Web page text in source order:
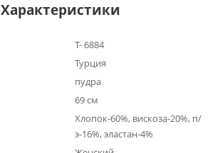
Характеристики
Т- 6884
Турция
пудра
69 см
Хлопок-60%, вискоза-20%, п/
э-16%, эластан-4%